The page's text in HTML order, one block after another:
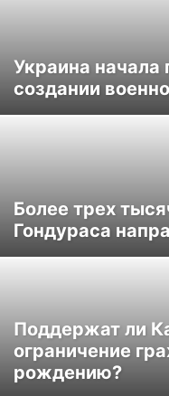
Украина
создании
Более трех
Гондураса
Поддержат ли
ограничение
рождению?